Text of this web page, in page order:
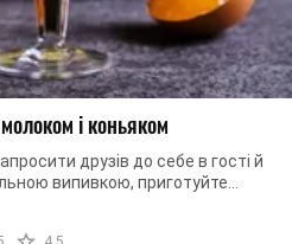
і коньяком
друзів до себе в гості й
випивкою, приготуйте
...